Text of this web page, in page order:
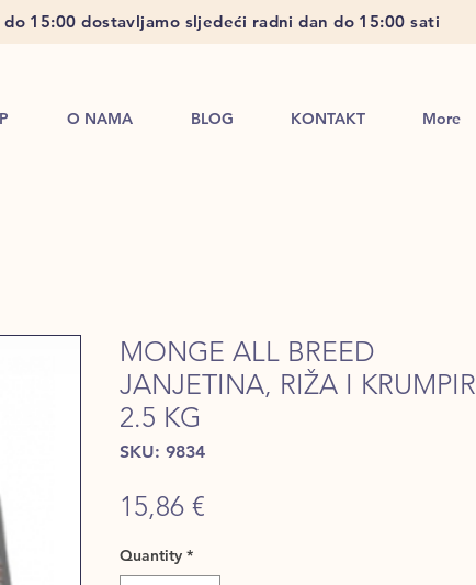
15:00 dostavljamo sljedeći radni dan do 15:00 sati
O NAMA BLOG KONTAKT More
MONGE ALL BREED
JANJETINA, RIŽA I KRUMPIR
2.5 KG
SKU: 9834
15,86 €
Quantity *